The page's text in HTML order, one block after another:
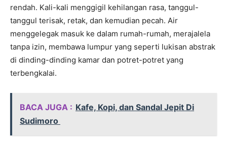
rendah. Kali-kali menggigil kehilangan rasa, tanggul-
tanggul terisak, retak, dan kemudian pecah. Air
menggelegak masuk ke dalam rumah-rumah, merajalela
tanpa izin, membawa lumpur yang seperti lukisan abstrak
di dinding-dinding kamar dan potret-potret yang
terbengkalai.
BACA JUGA : Kafe, Kopi, dan Sandal Jepit Di
Sudimoro